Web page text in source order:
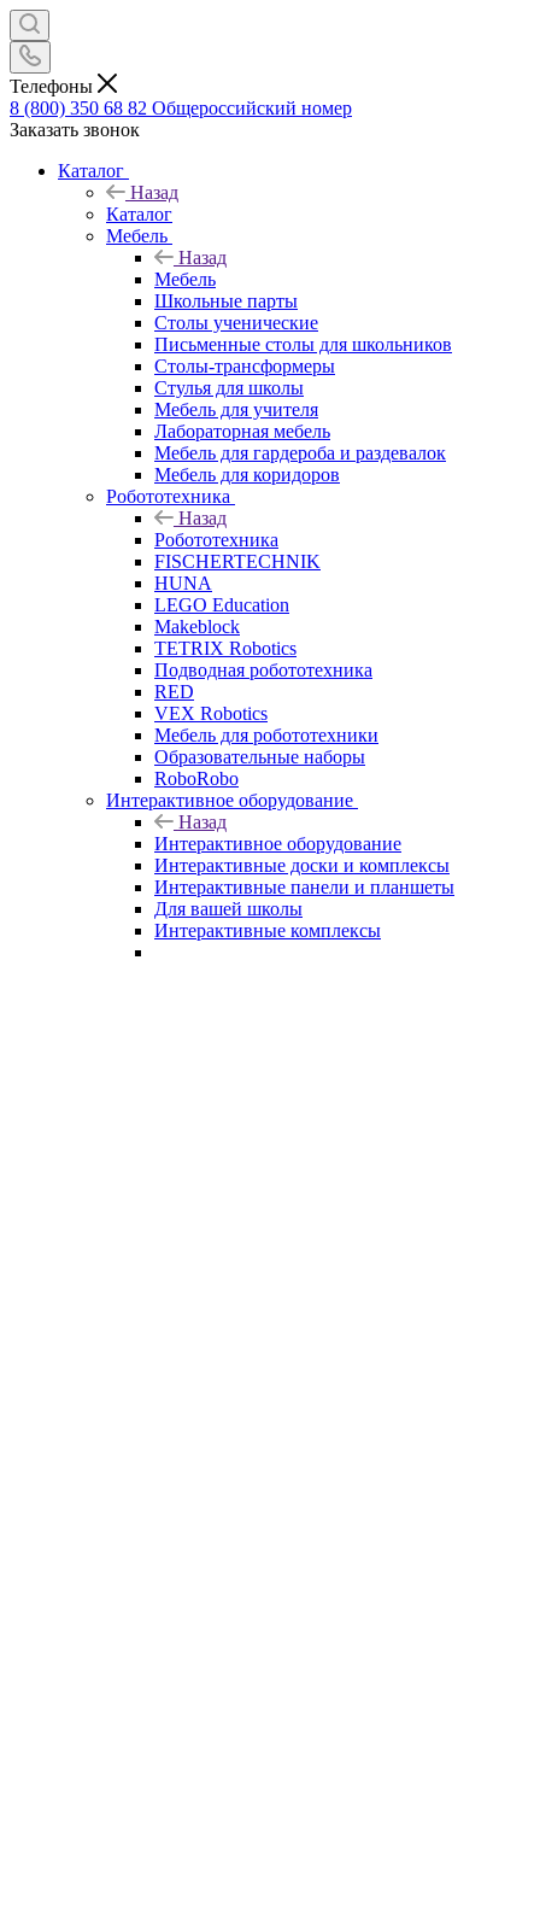
Телефоны
8 (800) 350 68 82 Общероссийский номер
Заказать звонок
Каталог
Назад
Каталог
Мебель
Назад
Мебель
Школьные парты
Столы ученические
Письменные столы для школьников
Столы-трансформеры
Стулья для школы
Мебель для учителя
Лабораторная мебель
Мебель для гардероба и раздевалок
Мебель для коридоров
Робототехника
Назад
Робототехника
FISCHERTECHNIK
HUNA
LEGO Education
Makeblock
TETRIX Robotics
Подводная робототехника
RED
VEX Robotics
Мебель для робототехники
Образовательные наборы
RoboRobo
Интерактивное оборудование
Назад
Интерактивное оборудование
Интерактивные доски и комплексы
Интерактивные панели и планшеты
Для вашей школы
Интерактивные комплексы